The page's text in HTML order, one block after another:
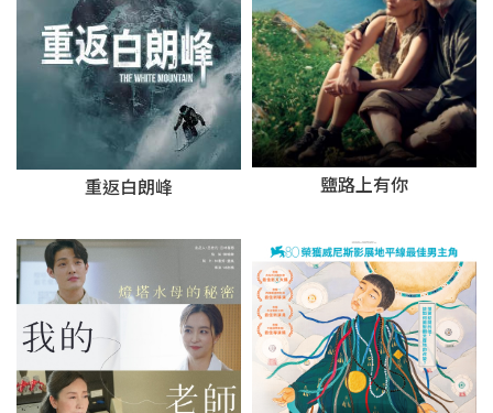
重返白朗峰 鹽路上有你